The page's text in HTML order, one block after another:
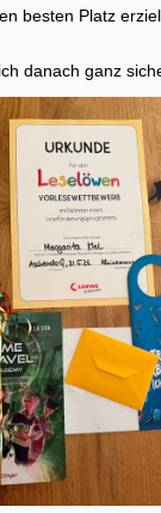
besten Platz
danach ganz